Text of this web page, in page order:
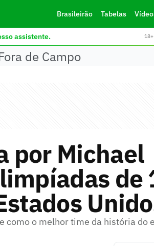
Brasileirão Tabelas
assistente.
de Campo
por Michael
de
como o melhor time da história do